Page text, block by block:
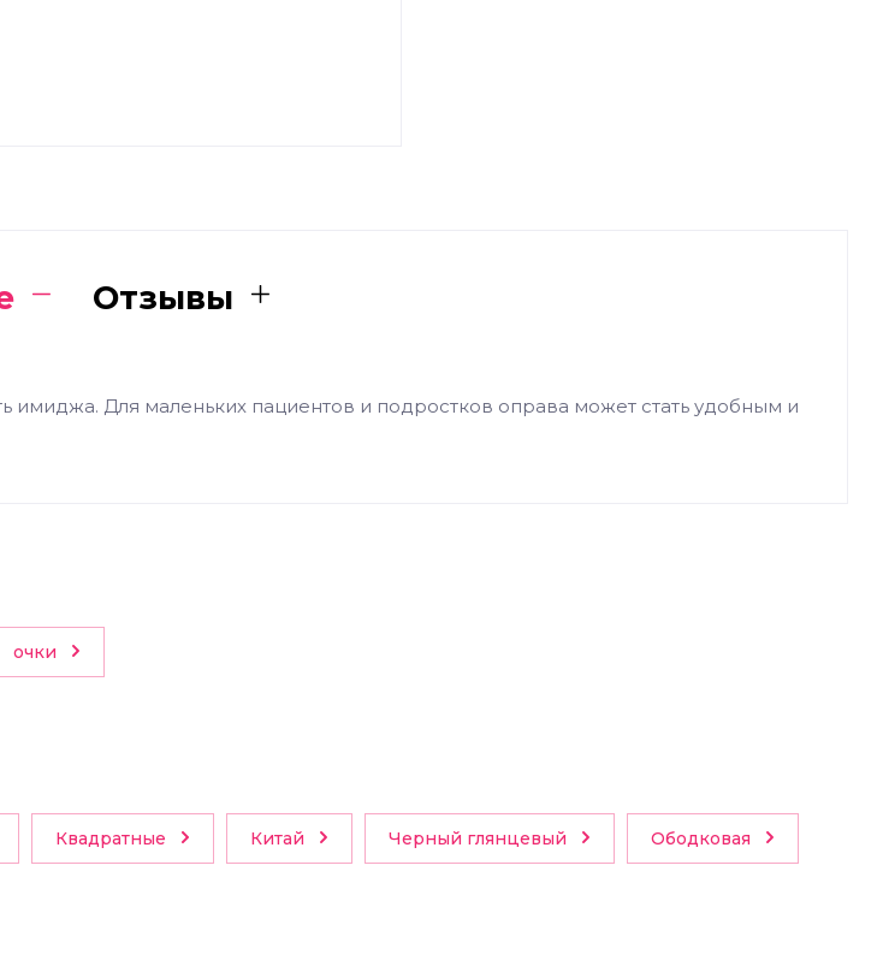
Отзывы
имиджа. Для маленьких пациентов и подростков оправа может стать удобным и
очки
Квадратные Китай Черный глянцевый Ободковая